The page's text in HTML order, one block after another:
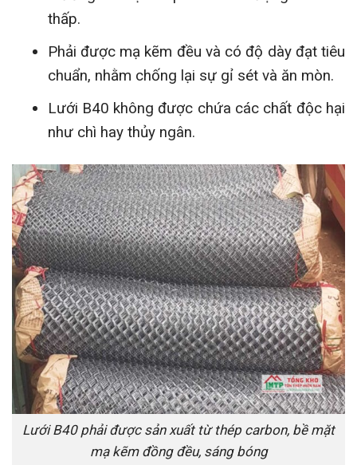
thấp.
Phải được mạ kẽm đều và có độ dày đạt tiêu
chuẩn, nhằm chống lại sự gỉ sét và ăn mòn.
Lưới B40 không được chứa các chất độc hại
như chì hay thủy ngân.
Lưới B40 phải được sản xuất từ thép carbon, bề mặt
mạ kẽm đồng đều, sáng bóng